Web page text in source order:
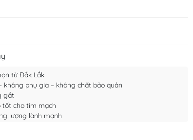
từ Đắk Lắk
phụ gia – không chất bảo quản
gắt
tốt cho tim mạch
lượng lành mạnh